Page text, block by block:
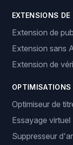
EXTENSIONS DE
Extension de
Extension sans
Extension de
OPTIMISATIONS
Optimiseur de
Essayage virtuel
Suppresseur